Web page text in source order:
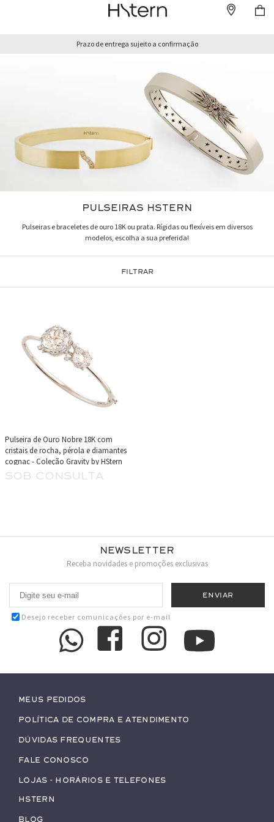
Prazo de entrega sujeito a confirmação
PULSEIRAS HSTERN
Pulseiras e braceletes de ouro 18K ou prata. Rígidas ou flexíveis em diversos
modelos, escolha a sua preferida!
FILTRAR
Pulseira de Ouro Nobre 18K com
cristais de rocha, pérola e diamantes
cognac - Coleção Gravity by HStern
sob consulta
Newsletter
Receba novidades e promoções exclusivas
Desejo receber comunicações por e-mail
Meus pedidos
Política de Compra e Atendimento
Dúvidas Frequentes
Fale conosco
Lojas - Horários e Telefones
HStern
Blog